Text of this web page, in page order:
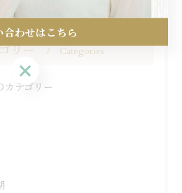
リー Categories
カテゴリー
合わせはこちら
合わせはこちら